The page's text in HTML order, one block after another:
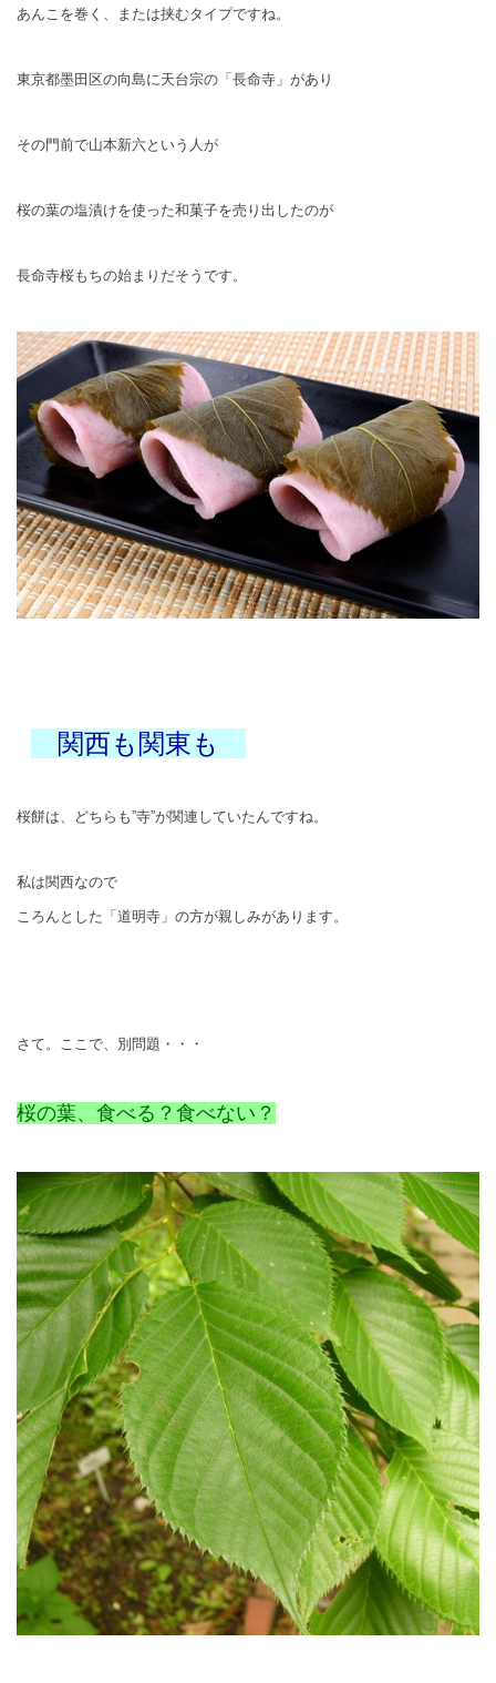
あんこを巻く、または挟むタイプですね。
東京都墨田区の向島に天台宗の「長命寺」があり
その門前で山本新六という人が
桜の葉の塩漬けを使った和菓子を売り出したのが
長命寺桜もちの始まりだそうです。
関西も関東も
桜餅は、どちらも”寺”が関連していたんですね。
私は関西なので
ころんとした「道明寺」の方が親しみがあります。
さて。ここで、別問題・・・
桜の葉、食べる？食べない？